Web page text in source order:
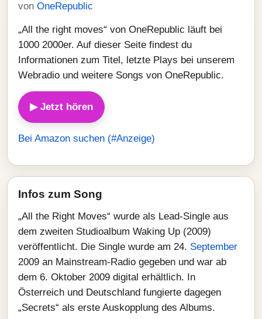
von OneRepublic
„All the right moves“ von OneRepublic läuft bei
1000 2000er. Auf dieser Seite findest du
Informationen zum Titel, letzte Plays bei unserem
Webradio und weitere Songs von OneRepublic.
▶ Jetzt hören
Bei Amazon suchen (#Anzeige)
Infos zum Song
„All the Right Moves“ wurde als Lead-Single aus
dem zweiten Studioalbum Waking Up (2009)
veröffentlicht. Die Single wurde am 24. September
2009 an Mainstream-Radio gegeben und war ab
dem 6. Oktober 2009 digital erhältlich. In
Österreich und Deutschland fungierte dagegen
„Secrets“ als erste Auskopplung des Albums.